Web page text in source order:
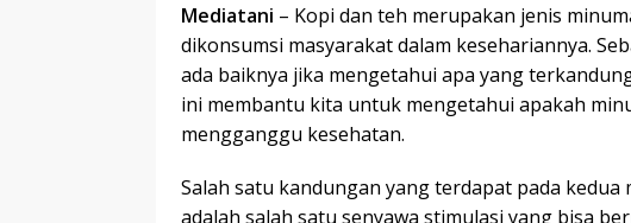
Mediatani – Kopi dan teh merupakan jenis
dikonsumsi masyarakat dalam kesehariannya.
ada baiknya jika mengetahui apa yang
ini membantu kita untuk mengetahui apakah
mengganggu kesehatan.
Salah satu kandungan yang terdapat pada
adalah salah satu senyawa stimulasi yang bisa